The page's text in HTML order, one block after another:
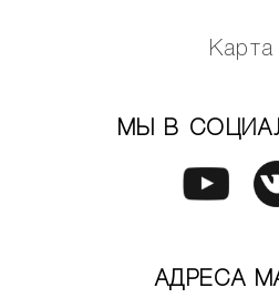
Карта
МЫ В
АДРЕСА